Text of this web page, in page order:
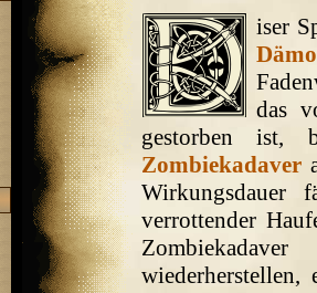
iser
das
gestorben ist,
Zombiekadaver
Wirkungsdauer
verrottender